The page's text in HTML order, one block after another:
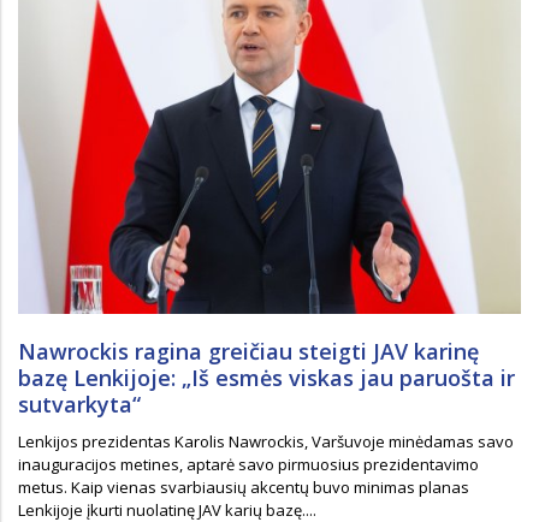
Nawrockis ragina greičiau steigti JAV karinę
bazę Lenkijoje: „Iš esmės viskas jau paruošta ir
sutvarkyta“
Lenkijos prezidentas Karolis Nawrockis, Varšuvoje minėdamas savo
inauguracijos metines, aptarė savo pirmuosius prezidentavimo
metus. Kaip vienas svarbiausių akcentų buvo minimas planas
Lenkijoje įkurti nuolatinę JAV karių bazę....